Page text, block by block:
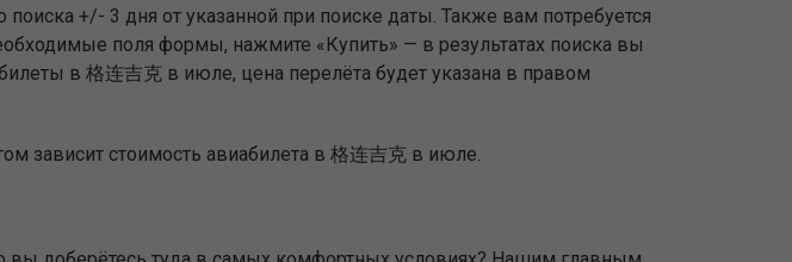
+/- 3 дня от указанной при поиске даты. Также вам потребуется
поля формы, нажмите «Купить» — в результатах поиска вы
в 格连吉克 в июле, цена перелёта будет указана в правом
зависит стоимость авиабилета в 格连吉克 в июле.